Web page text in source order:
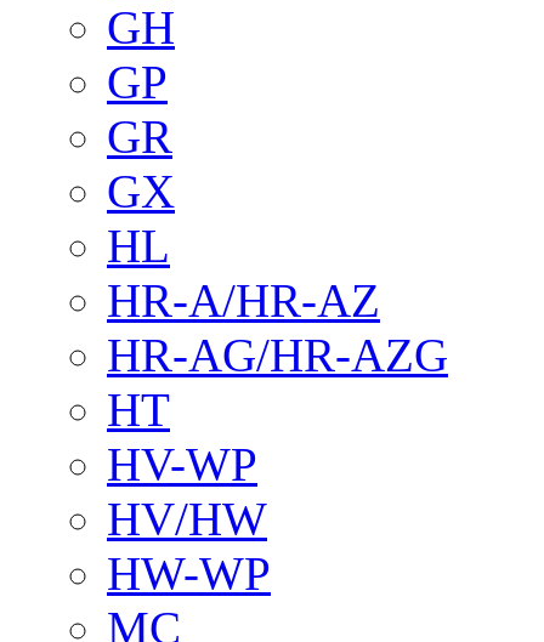
GH
GP
GR
GX
HL
HR-A/HR-AZ
HR-AG/HR-AZG
HT
HV-WP
HV/HW
HW-WP
MC